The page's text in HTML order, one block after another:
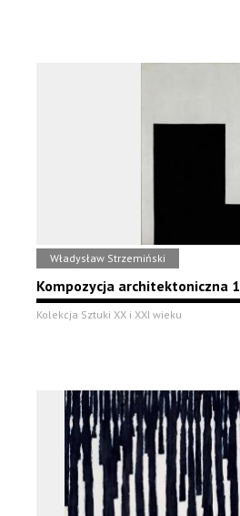
Władysław Strzemiński
Kompozycja architektoniczna 1
Kolekcja Sztuki XX i XXI wieku